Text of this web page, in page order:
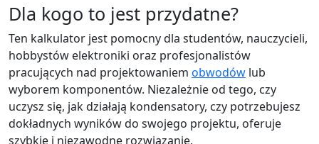
Dla kogo to jest przydatne?
Ten kalkulator jest pomocny dla studentów, nauczycieli,
hobbystów elektroniki oraz profesjonalistów
pracujących nad projektowaniem obwodów lub
wyborem komponentów. Niezależnie od tego, czy
uczysz się, jak działają kondensatory, czy potrzebujesz
dokładnych wyników do swojego projektu, oferuje
szybkie i niezawodne rozwiązanie.